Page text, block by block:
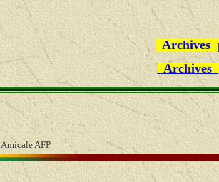
Archives
Archives
Amicale AFP